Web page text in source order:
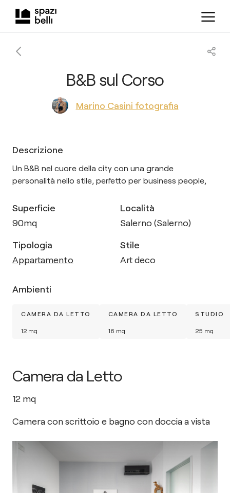
B&B sul Corso
Marino Casini fotografia
Descrizione
Un B&B nel cuore della city con una grande
personalità nello stile, perfetto per business people,
Superficie
90mq
Località
Salerno (Salerno)
Tipologia
Appartamento
Stile
Art deco
Ambienti
CAMERA DA LETTO
12 mq
CAMERA DA LETTO
16 mq
STUDIO
25 mq
Camera da Letto
12 mq
Camera con scrittoio e bagno con doccia a vista